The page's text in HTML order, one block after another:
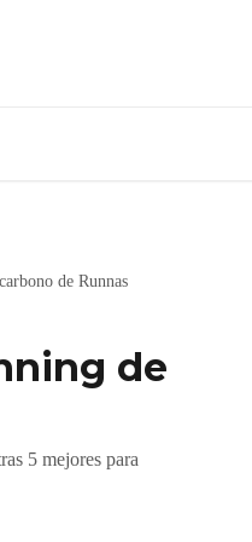
de Runnas
de
5 mejores para